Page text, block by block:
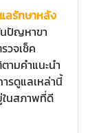
ลรักษาหลัง
ปัญหาขา
วจเช็ค
ามคำแนะนำ
รดูแลเหล่านี้
นสภาพที่ดี